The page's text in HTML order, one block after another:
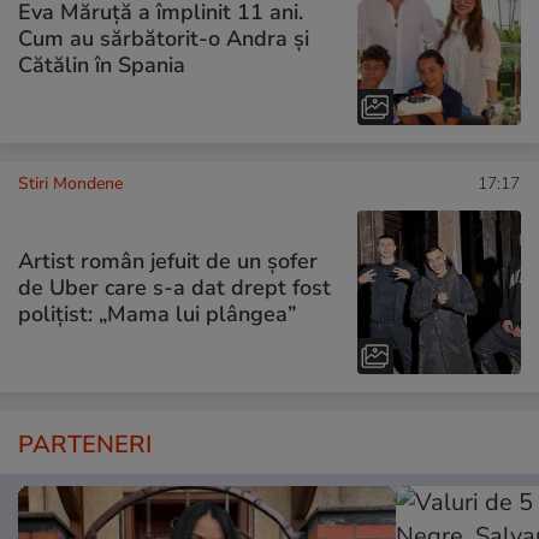
Eva Măruță a împlinit 11 ani.
Cum au sărbătorit-o Andra și
Cătălin în Spania
Stiri Mondene 17:17
Artist român jefuit de un șofer
de Uber care s-a dat drept fost
polițist: „Mama lui plângea”
PARTENERI